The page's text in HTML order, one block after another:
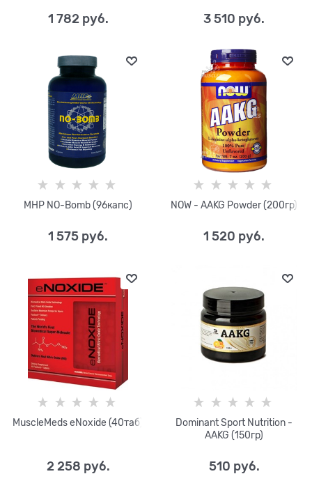
1 782 руб. 3 510 руб.
MHP NO-Bomb (96капс)
1 575 руб.
NOW - AAKG Powder (200гр)
1 520 руб.
MuscleMeds eNoxide (40таб)
2 258 руб.
Dominant Sport Nutrition -
AAKG (150гр)
510 руб.